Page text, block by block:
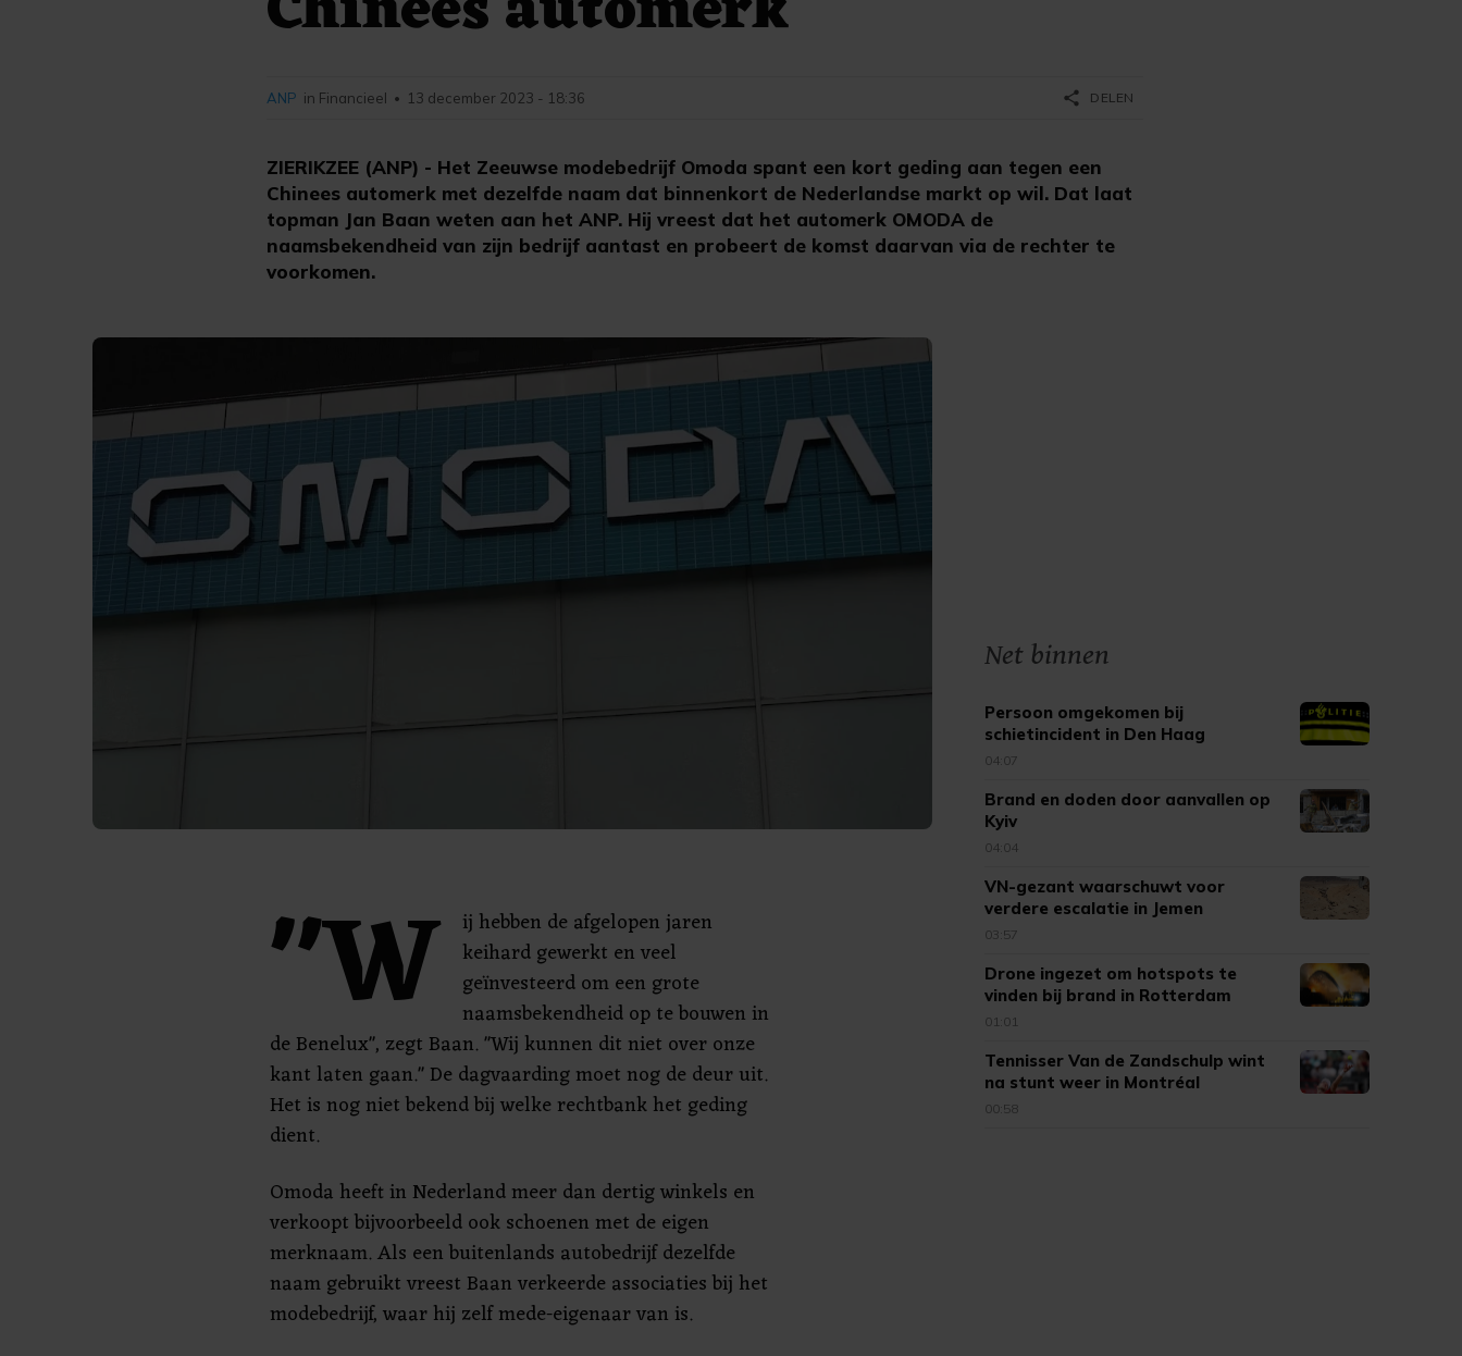
ZIERIKZEE (ANP) - Het Zeeuwse modebedrijf Omoda spant een kort geding aan tegen een
Chinees automerk met dezelfde naam dat binnenkort de Nederlandse markt op wil. Dat laat
topman Jan Baan weten aan het ANP. Hij vreest dat het automerk OMODA de
naamsbekendheid van zijn bedrijf aantast en probeert de komst daarvan via de rechter te
voorkomen.
ANP in Financieel • 13 december 2023 - 18:36 share DELEN
"W
ij hebben de afgelopen jaren
keihard gewerkt en veel
geïnvesteerd om een grote
naamsbekendheid op te bouwen in
de Benelux", zegt Baan. "Wij kunnen dit niet over onze
kant laten gaan." De dagvaarding moet nog de deur uit.
Het is nog niet bekend bij welke rechtbank het geding
dient.
Omoda heeft in Nederland meer dan dertig winkels en
verkoopt bijvoorbeeld ook schoenen met de eigen
merknaam. Als een buitenlands autobedrijf dezelfde
naam gebruikt vreest Baan verkeerde associaties bij het
modebedrijf, waar hij zelf mede-eigenaar van is.
Net binnen
Persoon omgekomen bij
schietincident in Den Haag
04:07
Brand en doden door aanvallen op
Kyiv
04:04
VN-gezant waarschuwt voor
verdere escalatie in Jemen
03:57
Drone ingezet om hotspots te
vinden bij brand in Rotterdam
01:01
Tennisser Van de Zandschulp wint
na stunt weer in Montréal
00:58